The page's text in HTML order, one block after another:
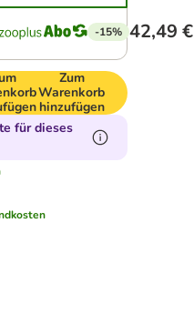
-15% 42,49 €
Zum
Warenkorb
hinzufügen
für dieses